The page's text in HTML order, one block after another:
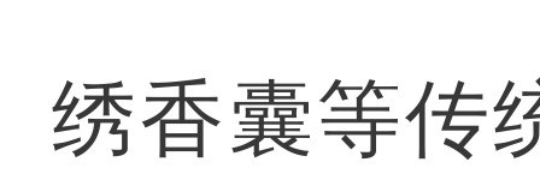
绣香囊等传